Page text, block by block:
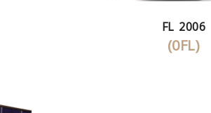
FL 2006
(0FL)